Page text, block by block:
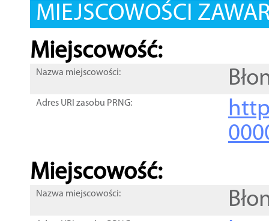
MIEJSCOWOŚCI
Miejscowość:
Nazwa miejscowości:
Adres URI zasobu PRNG:
Miejscowość:
Nazwa miejscowości: